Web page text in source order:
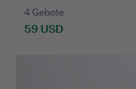
4 Gebote
59 USD